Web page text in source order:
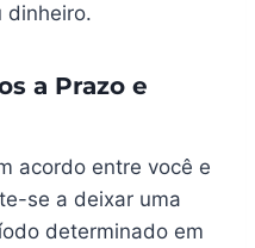
dinheiro.
a Prazo e
acordo entre você e
se a deixar uma
determinado em